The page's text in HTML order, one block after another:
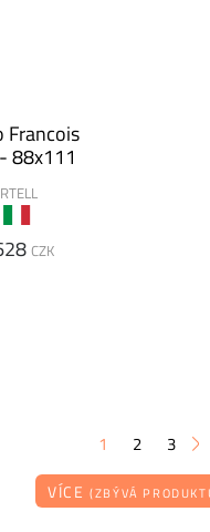
Francois
88x111
CZK
1 2 3
VÍCE(ZBÝVÁ